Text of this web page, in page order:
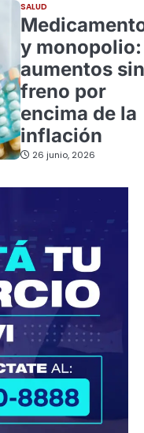
SALUD
y monopolio:
aumentos sin
freno por
encima de la
inflación
26 junio, 2026